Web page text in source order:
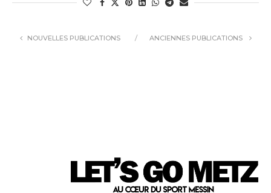
NOUVELLES PUBLICATIONS ANCIENNES PUBLICATIONS